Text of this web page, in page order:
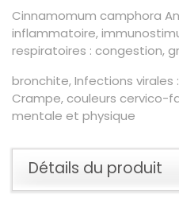
Cinnamomum camphora
inflammatoire,
respiratoires : congestion,
bronchite, Infections virales
Crampe, couleurs cervico-
mentale et physique
Détails du produit